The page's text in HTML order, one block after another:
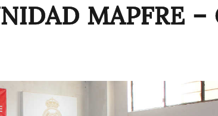
MAPFRE –